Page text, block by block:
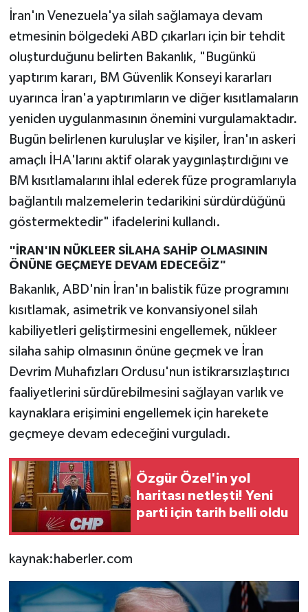
İran'ın Venezuela'ya silah sağlamaya devam
etmesinin bölgedeki ABD çıkarları için bir tehdit
oluşturduğunu belirten Bakanlık, "Bugünkü
yaptırım kararı, BM Güvenlik Konseyi kararları
uyarınca İran'a yaptırımların ve diğer kısıtlamaların
yeniden uygulanmasının önemini vurgulamaktadır.
Bugün belirlenen kuruluşlar ve kişiler, İran'ın askeri
amaçlı İHA'larını aktif olarak yaygınlaştırdığını ve
BM kısıtlamalarını ihlal ederek füze programlarıyla
bağlantılı malzemelerin tedarikini sürdürdüğünü
göstermektedir" ifadelerini kullandı.
"İRAN'IN NÜKLEER SİLAHA SAHİP OLMASININ
ÖNÜNE GEÇMEYE DEVAM EDECEĞİZ"
Bakanlık, ABD'nin İran'ın balistik füze programını
kısıtlamak, asimetrik ve konvansiyonel silah
kabiliyetleri geliştirmesini engellemek, nükleer
silaha sahip olmasının önüne geçmek ve İran
Devrim Muhafızları Ordusu'nun istikrarsızlaştırıcı
faaliyetlerini sürdürebilmesini sağlayan varlık ve
kaynaklara erişimini engellemek için harekete
geçmeye devam edeceğini vurguladı.
Özgür Özel'in yol
haritası netleşti! Yeni
parti için tarih belli oldu
kaynak:haberler.com